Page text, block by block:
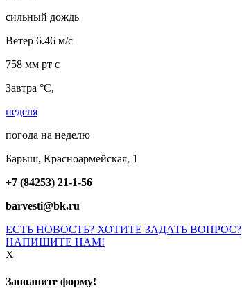
сильный дождь
Ветер 6.46 м/с
758 мм рт с
Завтра °C,
неделя
погода на неделю
Барыш, Красноармейская, 1
+7 (84253) 21-1-56
barvesti@bk.ru
ЕСТЬ НОВОСТЬ? ХОТИТЕ ЗАДАТЬ ВОПРОС?
НАПИШИТЕ НАМ!
X
Заполните форму!